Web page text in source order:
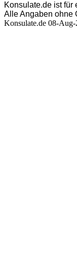
Konsulate.de ist für
Alle Angaben ohne
Konsulate.de 08-